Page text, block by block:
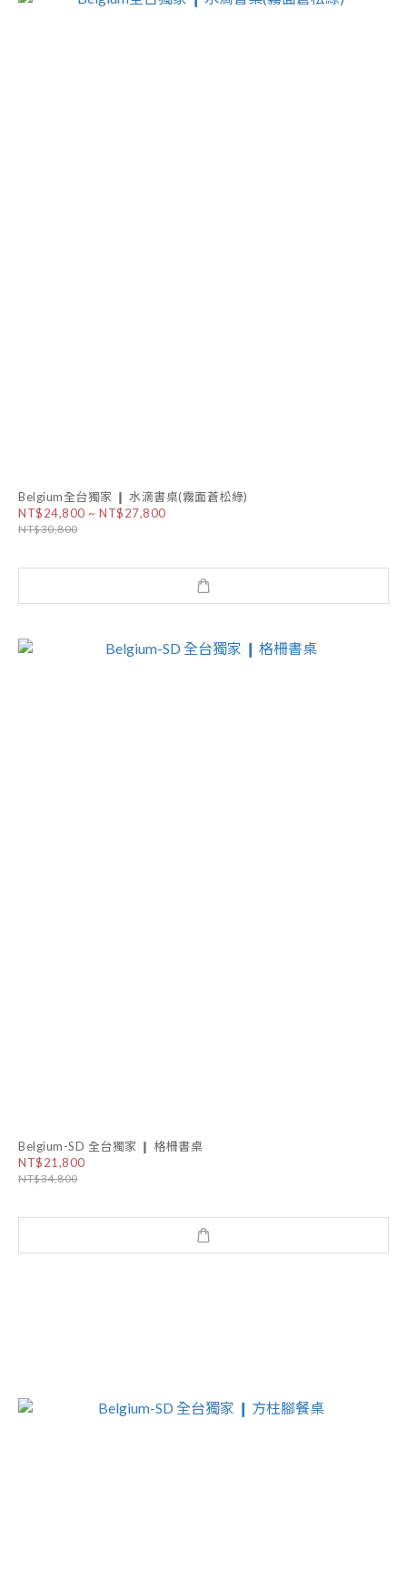
Belgium全台獨家 ❙ 水滴書桌(霧面蒼松綠)
NT$24,800 ~ NT$27,800
NT$30,800
Belgium-SD 全台獨家 ❙ 格柵書桌
NT$21,800
NT$34,800